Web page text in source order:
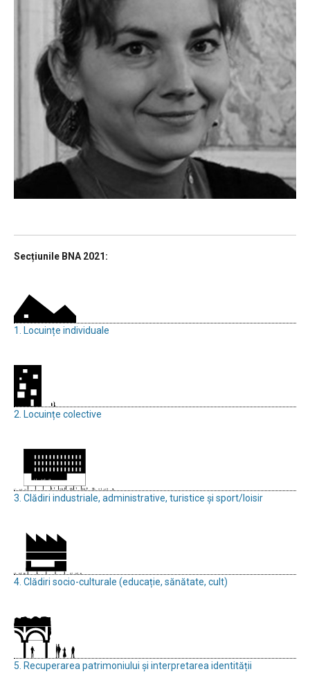
Secțiunile BNA 2021:
1. Locuințe individuale
2. Locuințe colective
3. Clădiri industriale, administrative, turistice și sport/loisir
4. Clădiri socio-culturale (educație, sănătate, cult)
5. Recuperarea patrimoniului și interpretarea identității